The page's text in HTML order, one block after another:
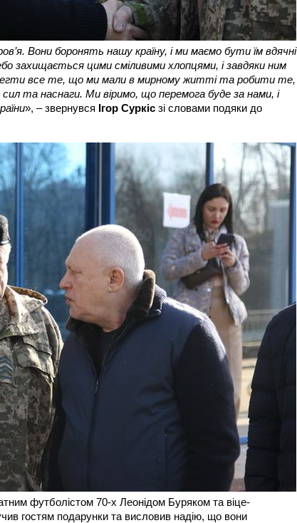
Вони боронять нашу країну, і ми маємо бути їм вдячні
захищається цими сміливими хлопцями, і завдяки ним
все те, що ми мали в мирному житті та робити те,
та наснаги. Ми віримо, що перемога буде за нами, і
», – звернувся Ігор Суркіс зі словами подяки до
футболістом 70-х Леонідом Буряком та віце-
гостям подарунки та висловив надію, що вони